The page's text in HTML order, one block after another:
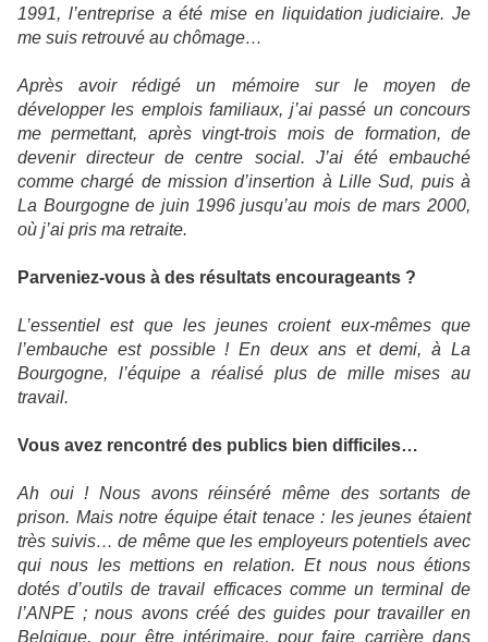
1991, l’entreprise a été mise en liquidation judiciaire. Je
me suis retrouvé au chômage…
Après avoir rédigé un mémoire sur le moyen de
développer les emplois familiaux, j’ai passé un concours
me permettant, après vingt-trois mois de formation, de
devenir directeur de centre social. J’ai été embauché
comme chargé de mission d’insertion à Lille Sud, puis à
La Bourgogne de juin 1996 jusqu’au mois de mars 2000,
où j’ai pris ma retraite.
Parveniez-vous à des résultats encourageants ?
L’essentiel est que les jeunes croient eux-mêmes que
l’embauche est possible ! En deux ans et demi, à La
Bourgogne, l’équipe a réalisé plus de mille mises au
travail.
Vous avez rencontré des publics bien difficiles…
Ah oui ! Nous avons réinséré même des sortants de
prison. Mais notre équipe était tenace : les jeunes étaient
très suivis… de même que les employeurs potentiels avec
qui nous les mettions en relation. Et nous nous étions
dotés d’outils de travail efficaces comme un terminal de
l’ANPE ; nous avons créé des guides pour travailler en
Belgique, pour être intérimaire, pour faire carrière dans